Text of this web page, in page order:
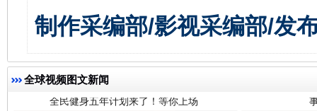
制作采编部/影视采编部/发
全球视频图文新闻